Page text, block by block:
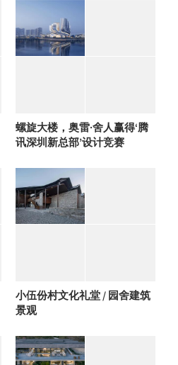
螺旋大楼，奥雷·舍人赢得‘腾
讯深圳新总部’设计竞赛
小伍份村文化礼堂 / 园舍建筑
景观